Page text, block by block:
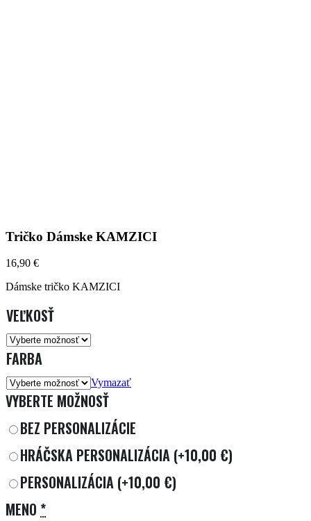
Tričko Dámske KAMZICI
16,90 €
Dámske tričko KAMZICI
VEĽKOSŤ
FARBA
Vymazať
VYBERTE MOŽNOSŤ
BEZ PERSONALIZÁCIE
HRÁČSKA PERSONALIZÁCIA (+10,00 €)
PERSONALIZÁCIA (+10,00 €)
MENO *